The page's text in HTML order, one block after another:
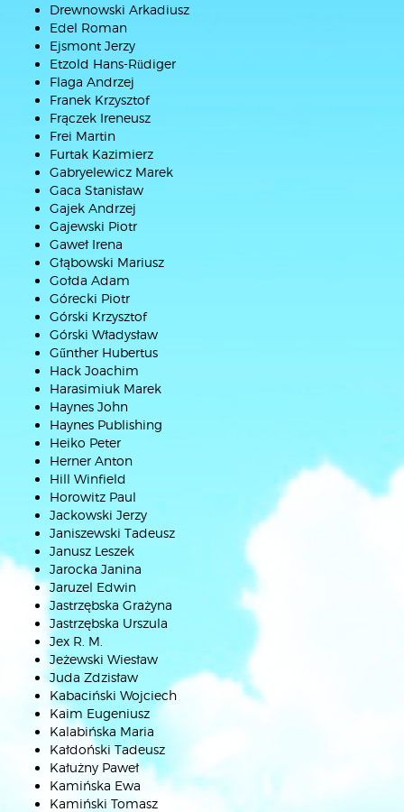
Drewnowski Arkadiusz
Edel Roman
Ejsmont Jerzy
Etzold Hans-Rüdiger
Flaga Andrzej
Franek Krzysztof
Frączek Ireneusz
Frei Martin
Furtak Kazimierz
Gabryelewicz Marek
Gaca Stanisław
Gajek Andrzej
Gajewski Piotr
Gaweł Irena
Głąbowski Mariusz
Gołda Adam
Górecki Piotr
Górski Krzysztof
Górski Władysław
Gűnther Hubertus
Hack Joachim
Harasimiuk Marek
Haynes John
Haynes Publishing
Heiko Peter
Herner Anton
Hill Winfield
Horowitz Paul
Jackowski Jerzy
Janiszewski Tadeusz
Janusz Leszek
Jarocka Janina
Jaruzel Edwin
Jastrzębska Grażyna
Jastrzębska Urszula
Jex R. M.
Jeżewski Wiesław
Juda Zdzisław
Kabaciński Wojciech
Kaim Eugeniusz
Kalabińska Maria
Kałdoński Tadeusz
Kałużny Paweł
Kamińska Ewa
Kamiński Tomasz